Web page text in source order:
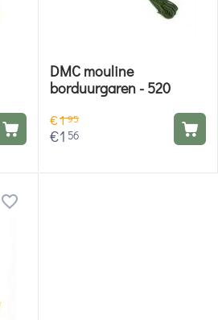
DMC mouline
borduurgaren - 520
€195
€1 56